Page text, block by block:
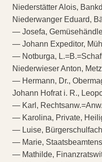
Niederstätter Alois,
Niederwanger Eduard,
— Josefa,
— Johann Expeditor,
— Notburga,
Niederwieser Anton,
— Hermann, Dr.,
Johann Hofrat i. R.,
— Karl,
— Karolina, Private,
— Luise,
— Marie,
— Mathilde,